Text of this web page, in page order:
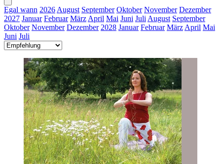
Egal wann 2026 August September Oktober November Dezember
2027 Januar Februar März April Mai Juni Juli August September
Oktober November Dezember 2028 Januar Februar März April Mai
Juni Juli